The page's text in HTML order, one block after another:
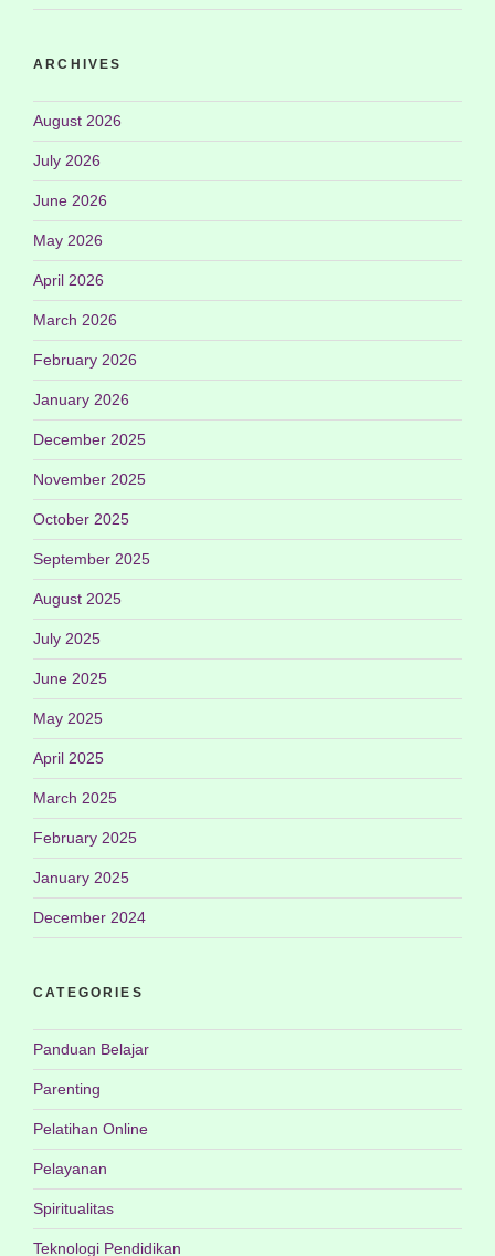
ARCHIVES
August 2026
July 2026
June 2026
May 2026
April 2026
March 2026
February 2026
January 2026
December 2025
November 2025
October 2025
September 2025
August 2025
July 2025
June 2025
May 2025
April 2025
March 2025
February 2025
January 2025
December 2024
CATEGORIES
Panduan Belajar
Parenting
Pelatihan Online
Pelayanan
Spiritualitas
Teknologi Pendidikan